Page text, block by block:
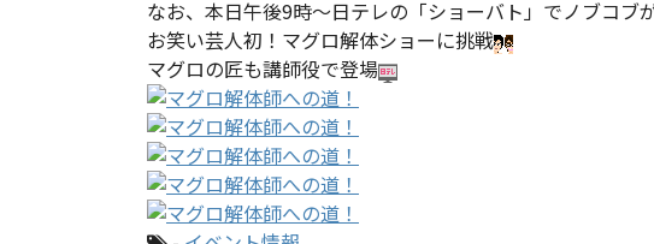
なお、本日午後9時～日テレの「ショーバト」でノブコブ
お笑い芸人初！マグロ解体ショーに挑戦
マグロの匠も講師役で登場